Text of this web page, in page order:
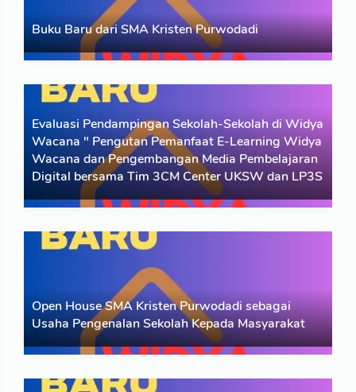
Read More
Berita 09 Feb 2026
Buku Baru dari SMA Kristen Purwodadi
Buku Sebutir Asa di Jalan Berbatu Karya N.K.
Sulistyowati & Tyas Budi Legowo
Read More
Berita 26 Jun 2024
Evaluasi Pendampingan Sekolah-Sekolah di Widya
Wacana " Pengutan Pemanfaat E-Learning Widya
Wacana dan Pengembangan Media Pembelajaran
Digital bersama Tim 3CM Center UKSW dan LP3S
Evaluasi Pendampingan Sekolah-Sekolah di Widya
Wacana " Pengutan Pemanfaat E-Learning Widya
Wacana & Pengembangan Media Pembelajaran Digital
bersama
Read More
Berita
07 Apr 2024
Open House SMA Kristen Purwodadi sebagai
Usaha Pengenalan Sekolah Kepada Masyarakat